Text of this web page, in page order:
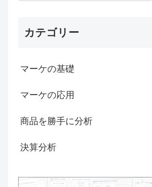
カテゴリー
マーケの基礎
マーケの応用
商品を勝手に分析
決算分析